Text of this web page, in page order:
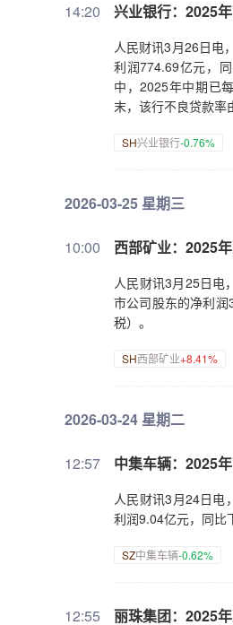
14:20 兴业银行：2025
人民财讯3月26日电
利润774.69亿元，
中，2025年中期已
末，该行不良贷款率
SH兴业银行-0.76%
2026-03-25 星期三
10:00 西部矿业：2025
人民财讯3月25日电
市公司股东的净利
税）。
SH西部矿业+8.41%
2026-03-24 星期二
12:57 中集车辆：2025
人民财讯3月24日电
利润9.04亿元，同比
SZ中集车辆-0.62%
12:55 丽珠集团：2025